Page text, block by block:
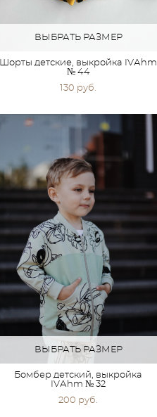
ВЫБРАТЬ РАЗМЕР
Шорты детские, выкройка IVАhm
№ 44
130 pуб.
ВЫБРАТЬ РАЗМЕР
Бомбер детский, выкройка
IVАhm № 32
200 pуб.